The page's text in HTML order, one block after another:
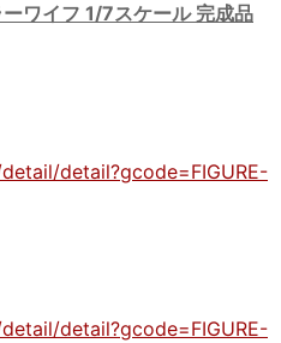
ワイフ 1/7スケール 完成品
detail?gcode=FIGURE-
detail?gcode=FIGURE-